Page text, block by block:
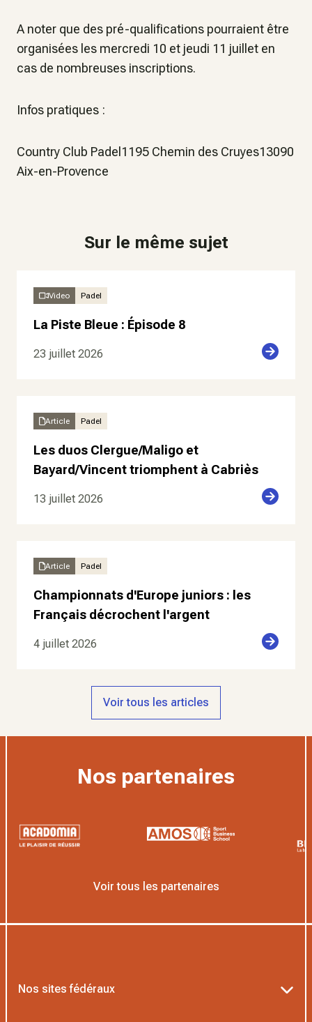
A noter que des pré-qualifications pourraient être
organisées les mercredi 10 et jeudi 11 juillet en
cas de nombreuses inscriptions.
Infos pratiques :
Country Club Padel1195 Chemin des Cruyes13090
Aix-en-Provence
Sur le même sujet
Video Padel
La Piste Bleue : Épisode 8
23 juillet 2026
Article Padel
Les duos Clergue/Maligo et
Bayard/Vincent triomphent à Cabriès
13 juillet 2026
Article Padel
Championnats d'Europe juniors : les
Français décrochent l'argent
4 juillet 2026
Voir tous les articles
Nos partenaires
Voir tous les partenaires
Nos sites fédéraux